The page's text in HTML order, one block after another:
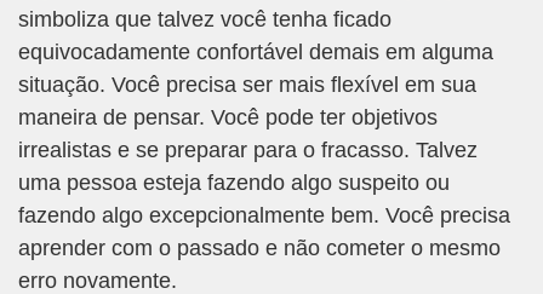
simboliza que talvez você tenha ficado
equivocadamente confortável demais em alguma
situação. Você precisa ser mais flexível em sua
maneira de pensar. Você pode ter objetivos
irrealistas e se preparar para o fracasso. Talvez
uma pessoa esteja fazendo algo suspeito ou
fazendo algo excepcionalmente bem. Você precisa
aprender com o passado e não cometer o mesmo
erro novamente.